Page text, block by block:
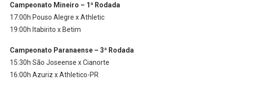
Campeonato Mineiro – 1ª Rodada
17:00h Pouso Alegre x Athletic
19:00h Itabirito x Betim
Campeonato Paranaense – 3ª Rodada
15:30h São Joseense x Cianorte
16:00h Azuriz x Athletico-PR